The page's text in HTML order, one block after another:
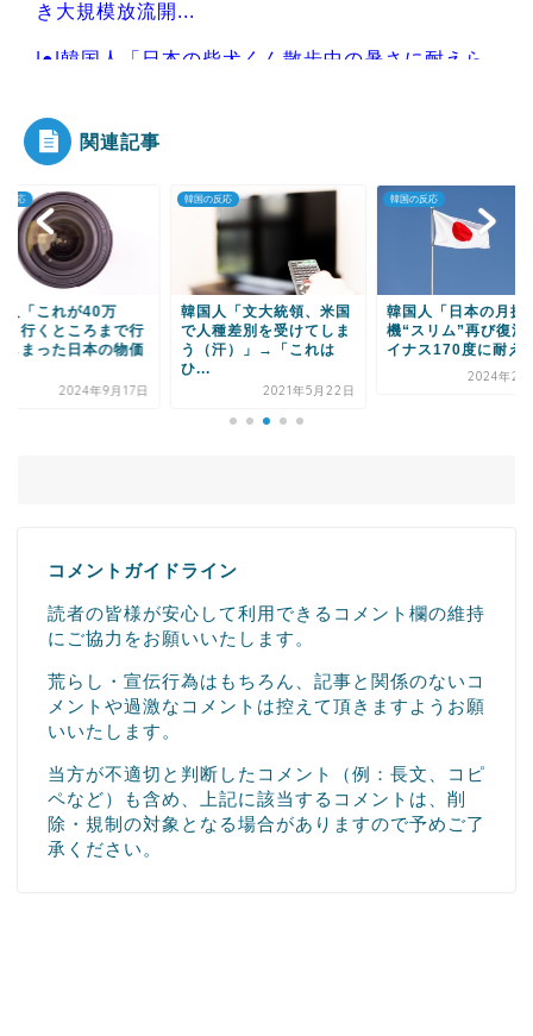
き大規模放流開...
|●|韓国人「日本の柴犬くん散歩中の暑さに耐えら
Powered by livedoor 相互RSS
関連記事
韓国の反応
韓国人「文大統領、米国
で人種差別を受けてしま
う（汗）」→「これは
2021年5月22日
韓国の反応
韓国人「日本の月探査
機“スリム”再び復活 マ
イナス170度に耐えて...
韓国の反応
韓国人「ユン・
ル、日本の首相
談」→「国力が
コメントガイドライン
読者の皆様が安心して利用できるコメント欄の維持
にご協力をお願いいたします。
荒らし・宣伝行為はもちろん、記事と関係のないコ
メントや過激なコメントは控えて頂きますようお願
いいたします。
当方が不適切と判断したコメント（例：長文、コピ
ペなど）も含め、上記に該当するコメントは、削
除・規制の対象となる場合がありますので予めご了
承ください。